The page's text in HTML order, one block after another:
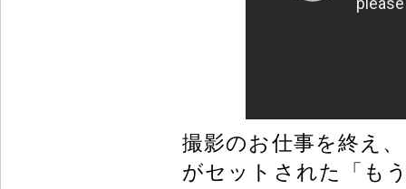
撮影のお仕事を終え
がセットされた「も